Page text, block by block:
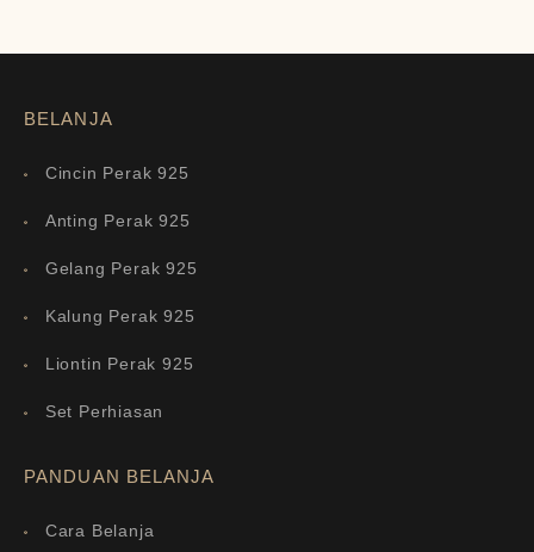
BELANJA
Cincin Perak 925
Anting Perak 925
Gelang Perak 925
Kalung Perak 925
Liontin Perak 925
Set Perhiasan
PANDUAN BELANJA
Cara Belanja